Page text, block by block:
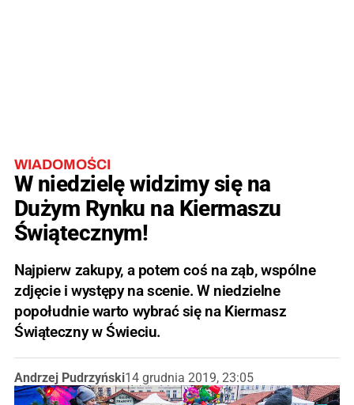
WIADOMOŚCI
W niedzielę widzimy się na
Dużym Rynku na Kiermaszu
Świątecznym!
Najpierw zakupy, a potem coś na ząb, wspólne
zdjęcie i występy na scenie. W niedzielne
popołudnie warto wybrać się na Kiermasz
Świąteczny w Świeciu.
Andrzej Pudrzyński14 grudnia 2019, 23:05